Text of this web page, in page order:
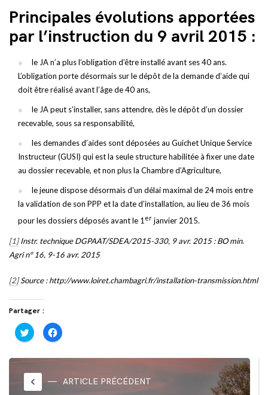
Principales évolutions apportées
par l’instruction du 9 avril 2015 :
le JA n’a plus l’obligation d’être installé avant ses 40 ans.
L’obligation porte désormais sur le dépôt de la demande d’aide qui
doit être réalisé avant l’âge de 40 ans,
le JA peut s’installer, sans attendre, dès le dépôt d’un dossier
recevable, sous sa responsabilité,
les demandes d’aides sont déposées au Guichet Unique Service
Instructeur (GUSI) qui est la seule structure habilitée à fixer une date
au dossier recevable, et non plus la Chambre d’Agriculture,
le jeune dispose désormais d’un délai maximal de 24 mois entre
la validation de son PPP et la date d’installation, au lieu de 36 mois
pour les dossiers déposés avant le 1er janvier 2015.
[1]Instr. technique DGPAAT/SDEA/2015-330, 9 avr. 2015 : BO min.
Agri n° 16, 9-16 avr. 2015
[2]Source : http://www.loiret.chambagri.fr/installation-transmission.html
Partager :
Cliquez
pour
partager
Twitter(ouvre
une
nouvelle
fenêtre)
Cliquez
pour
partager
Facebook(ouvre
nouvelle
fenêtre)
keyboard_arrow_left ARTICLE PRÉCÉDENT